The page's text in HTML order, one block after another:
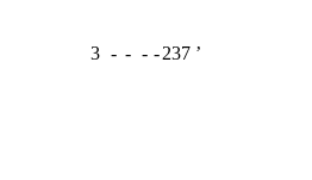
3 - - - -237 ʼ